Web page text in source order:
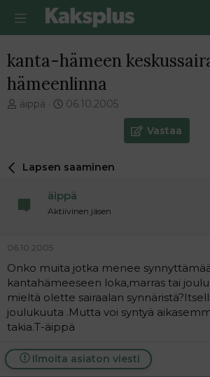
kanta-hämeen
hämeenlinna
V
e
t
n
a
o
i
t
t
j
a
äippä
E
m
i
n
i
s
t
06.10.2005
Vastaa
Lapsen saaminen
äippä
Aktiivinen jäsen
06.10.2005
Onko muita jotka menee
kantahämeeseen loka,marras tai
mieltä olette sairaalan
joulukuuta .Mutta voi syntyä
takia.T-äippä
Ilmoita asiaton viesti